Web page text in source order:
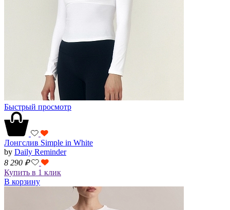
Быстрый просмотр
Лонгслив Simple in White
by Daily Reminder
8 290 ₽
Купить в 1 клик
В корзину